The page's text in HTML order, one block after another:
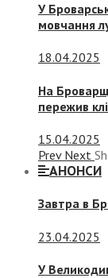
У
мовчання
18.04.2025
На
пережив
15.04.2025
Prev Next
АНОНСИ
Завтра в
23.04.2025
У